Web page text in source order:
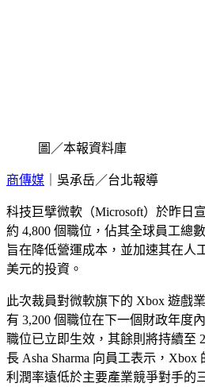
圖／本報資料庫
商傳媒 ｜吳承岳／台北報導
科技巨擘微軟（Microsoft）於昨日
約 4,800 個職位，佔其全球員工總
旨在降低營運成本，並加速其在人
美元的投資。
此次裁員對微軟旗下的 Xbox 遊戲
有 3,200 個職位在下一個財政年度
職位已立即生效，其餘則將持續至
長 Asha Sharma 向員工表示，
利潤率遠低於主要產業競爭對手的